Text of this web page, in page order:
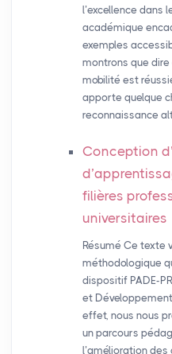
l’excellence dans
académique
exemples
montrons que dire
mobilité est
apporte quelque
reconnaissance
Conception
filières
universitaires
Résumé Ce texte
méthodologique
dispositif PADE-
et Développement
effet, nous nous
un parcours
l’amélioration